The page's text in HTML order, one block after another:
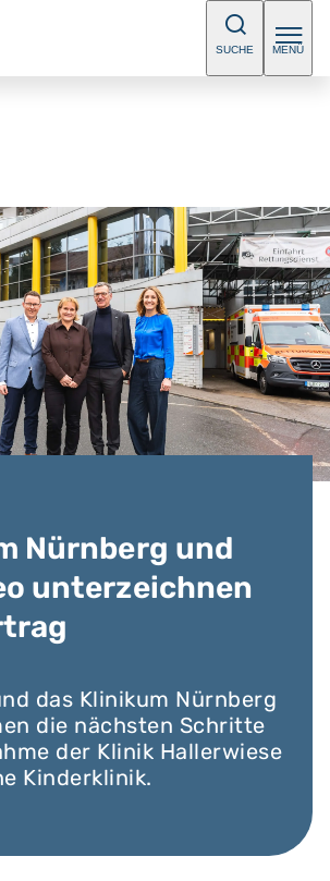
SUCHE MENÜ
Nürnberg und
unterzeichnen
das Klinikum Nürnberg
die nächsten Schritte
der Klinik Hallerwiese
Kinderklinik.